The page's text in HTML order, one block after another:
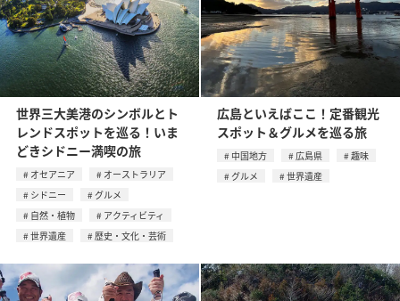
世界三大美港のシンボルとト
レンドスポットを巡る！いま
どきシドニー満喫の旅
オセアニア
オーストラリア
シドニー
グルメ
自然・植物
アクティビティ
世界遺産
歴史・文化・芸術
広島といえばここ！定番観光
スポット＆グルメを巡る旅
中国地方 広島県
趣味
グルメ
世界遺産